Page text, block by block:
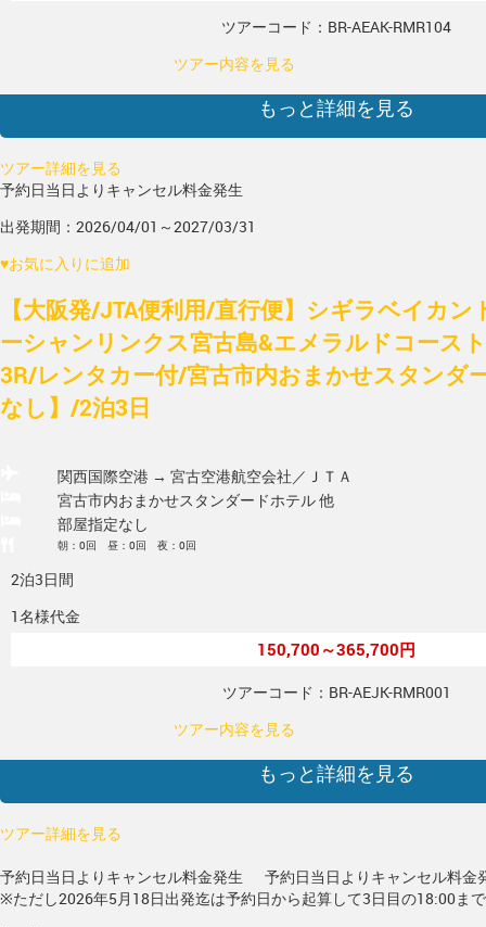
ツアーコード：BR-AEAK-RMR104
ツアー内容を見る
もっと詳細を見る
ツアー詳細を見る
予約日当日よりキャンセル料金発生
出発期間：2026/04/01～2027/03/31
♥お気に入りに追加
【大阪発/JTA便利用/直行便】シギラベイカ
ーシャンリンクス宮古島&エメラルドコース
3R/レンタカー付/宮古市内おまかせスタンダ
なし】/2泊3日
関西国際空港 → 宮古空港航空会社／ＪＴＡ
宮古市内おまかせスタンダードホテル 他
部屋指定なし
朝：0回 昼：0回 夜：0回
2泊3日間
1名様代金
150,700～365,700円
ツアーコード：BR-AEJK-RMR001
ツアー内容を見る
もっと詳細を見る
ツアー詳細を見る
予約日当日よりキャンセル料金発生
予約日当日よりキャンセル料金
※ただし2026年5月18日出発迄は予約日から起算して3日目の18:00ま